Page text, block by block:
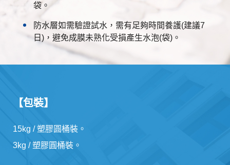
袋。
防水層如需驗證試水，需有足夠時間養護(建議7
日)，避免成膜未熟化受損產生水泡(袋)。
【包裝】
15kg / 塑膠圓桶裝。
3kg / 塑膠圓桶裝。